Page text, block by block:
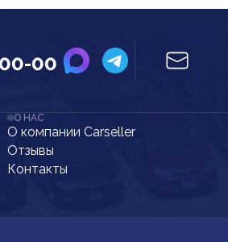
00-00
О НАС
О компании Carseller
Отзывы
Контакты